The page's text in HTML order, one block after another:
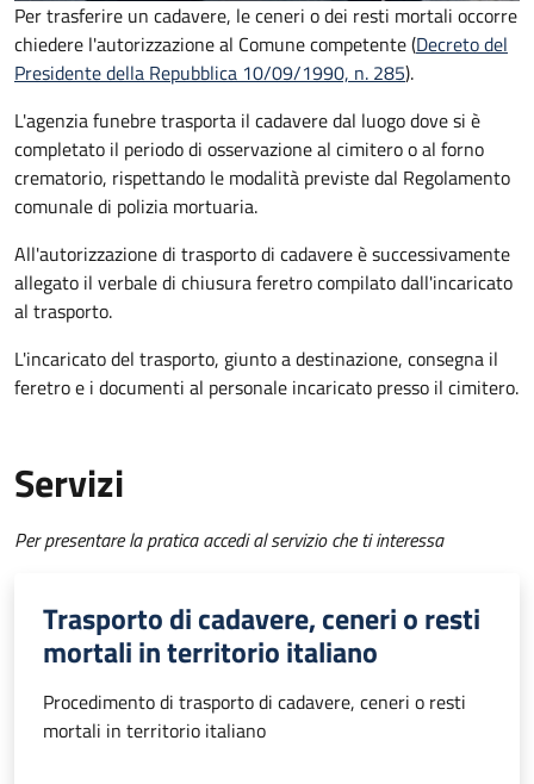
Per trasferire un cadavere, le ceneri o dei resti mortali occorre
chiedere l'autorizzazione al Comune competente (Decreto del
Presidente della Repubblica 10/09/1990, n. 285).
L'agenzia funebre trasporta il cadavere dal luogo dove si è
completato il periodo di osservazione al cimitero o al forno
crematorio, rispettando le modalità previste dal Regolamento
comunale di polizia mortuaria.
All'autorizzazione di trasporto di cadavere è successivamente
allegato il verbale di chiusura feretro compilato dall'incaricato
al trasporto.
L'incaricato del trasporto, giunto a destinazione, consegna il
feretro e i documenti al personale incaricato presso il cimitero.
Servizi
Per presentare la pratica accedi al servizio che ti interessa
Trasporto di cadavere, ceneri o resti
mortali in territorio italiano
Procedimento di trasporto di cadavere, ceneri o resti
mortali in territorio italiano